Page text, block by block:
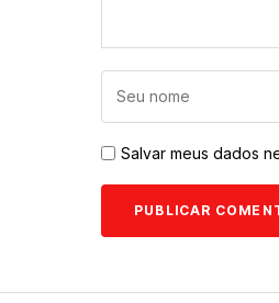
Salvar meus dados